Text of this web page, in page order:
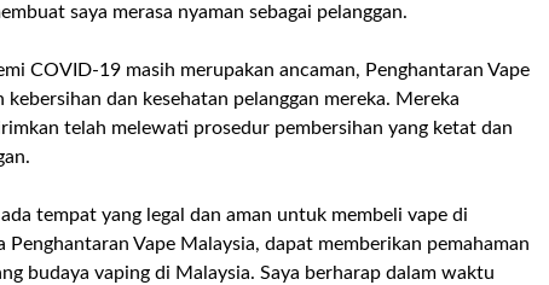
saya merasa nyaman sebagai pelanggan.
COVID-19 masih merupakan ancaman, Penghantaran Vape
dan kesehatan pelanggan mereka. Mereka
telah melewati prosedur pembersihan yang ketat dan
tempat yang legal dan aman untuk membeli vape di
Vape Malaysia, dapat memberikan pemahaman
budaya vaping di Malaysia. Saya berharap dalam waktu